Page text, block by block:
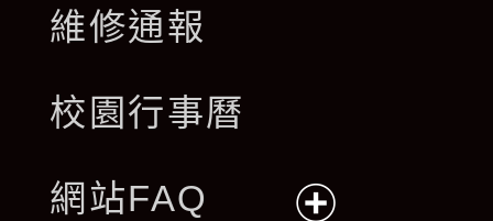
維修通報
校園行事曆
網站FAQ